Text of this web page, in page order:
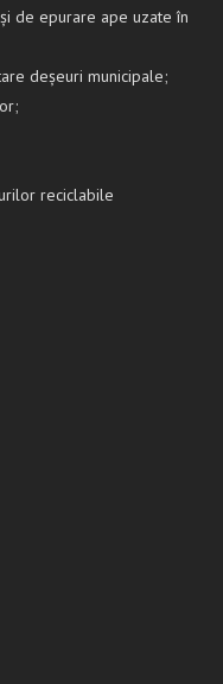
de epurare ape uzate în
deșeuri municipale;
reciclabile